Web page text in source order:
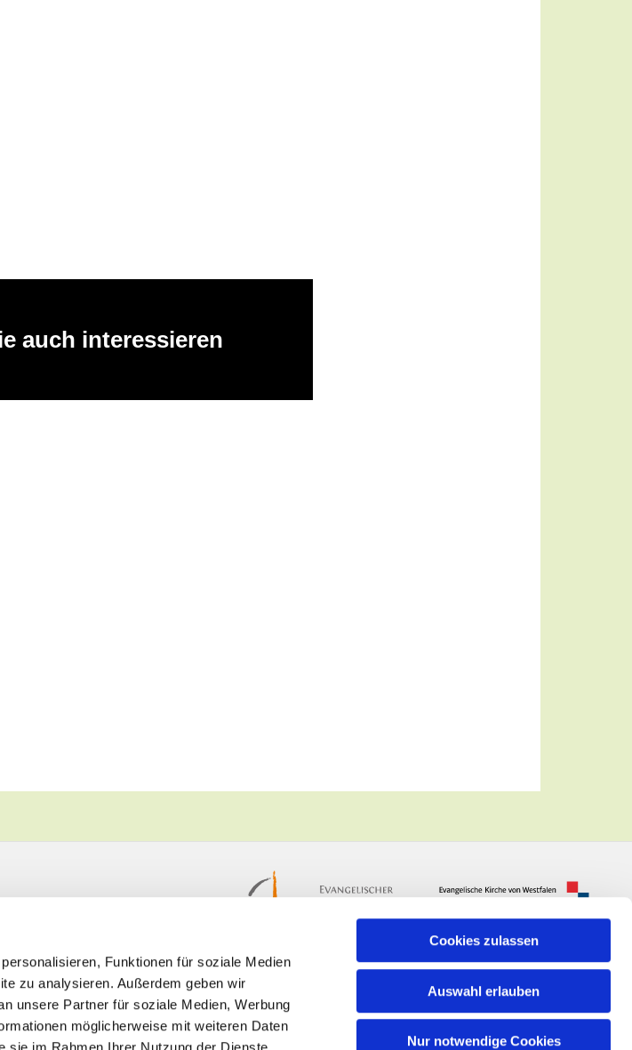
Funktionen für soziale Medien
zu analysieren. Außerdem geben wir
unsere Partner für soziale Medien, Werbung
möglicherweise mit weiteren Daten
Cookies zulassen
Auswahl erlauben
Nur notwendige Cookies
auch interessieren